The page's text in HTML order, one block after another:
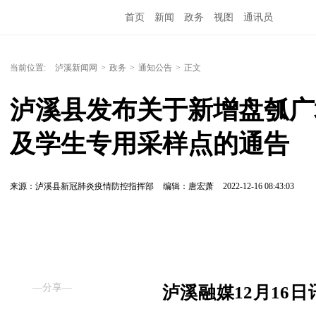
首页 新闻 政务 视图 通讯员
当前位置: 泸溪新闻网 > 政务 > 通知公告 > 正文
泸溪县发布关于新增盘瓠
及学生专用采样点的通告
来源：泸溪县新冠肺炎疫情防控指挥部 编辑：唐宏萧 2022-12-16 08:43:03
—分享—
泸溪融媒12月16日